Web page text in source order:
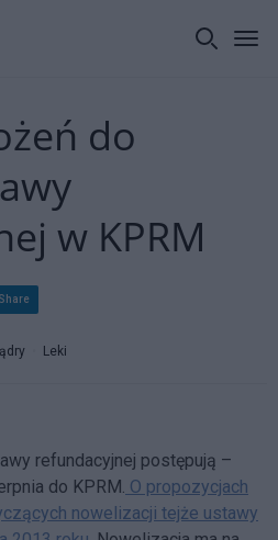
do
w KPRM
Share
Leki
refundacyjnej postępują –
do KPRM. O propozycjach
nowelizacji tejże ustawy